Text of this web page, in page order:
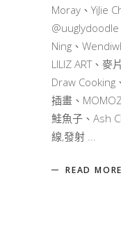
Moray、YiJie
Ning、
LILIZ ART、麥
Draw Cooking
插畫、
鮭魚子、Ash
線,發射
READ MORE